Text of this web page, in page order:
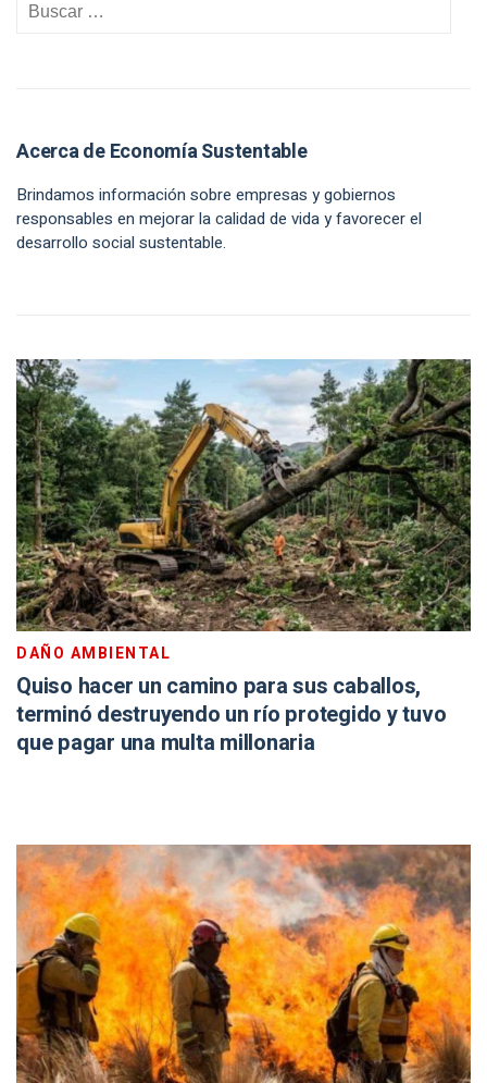
Acerca de Economía Sustentable
Brindamos información sobre empresas y gobiernos
responsables en mejorar la calidad de vida y favorecer el
desarrollo social sustentable.
DAÑO AMBIENTAL
Quiso hacer un camino para sus caballos,
terminó destruyendo un río protegido y tuvo
que pagar una multa millonaria